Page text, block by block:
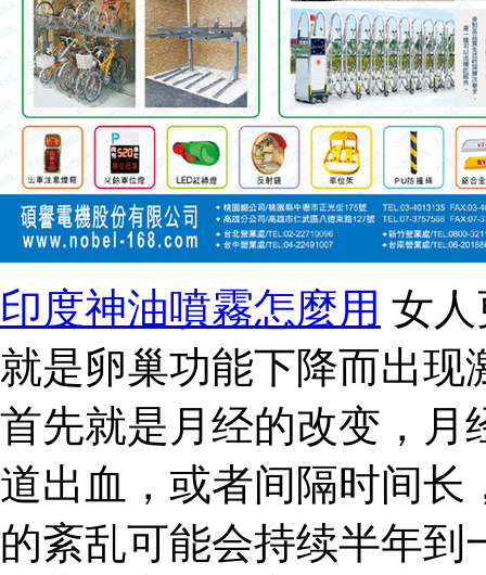
印度神油噴霧怎麼用 女
就是卵巢功能下降而出现
首先就是月经的改变，月
道出血，或者间隔时间长
的紊乱可能会持续半年